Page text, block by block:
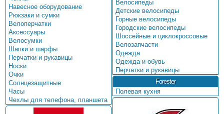
Навесное оборудование
Рюкзаки и сумки
Велоперчатки
Аксессуары
Велосумки
Шапки и шарфы
Перчатки и рукавицы
Носки
Очки
Солнцезащитные
Часы
Чехлы для телефона, планшета
Велосипеды
Детские велосипеды
Горные велосипеды
Городские велосипеды
Шоссейные и циклокроссовые
Велозапчасти
Одежда
Одежда и обувь
Перчатки и рукавицы
Forester
Полевая кухня